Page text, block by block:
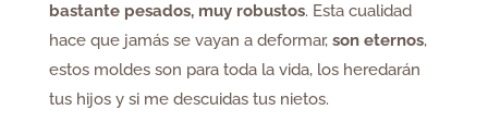
bastante pesados, muy robustos. Esta cualidad
hace que jamás se vayan a deformar, son eternos,
estos moldes son para toda la vida, los heredarán
tus hijos y si me descuidas tus nietos.